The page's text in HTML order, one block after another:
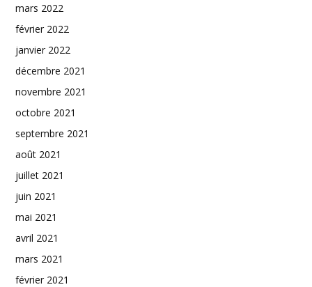
mars 2022
février 2022
janvier 2022
décembre 2021
novembre 2021
octobre 2021
septembre 2021
août 2021
juillet 2021
juin 2021
mai 2021
avril 2021
mars 2021
février 2021